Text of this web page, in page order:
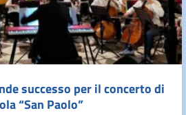
successo per il concerto di
“San Paolo”